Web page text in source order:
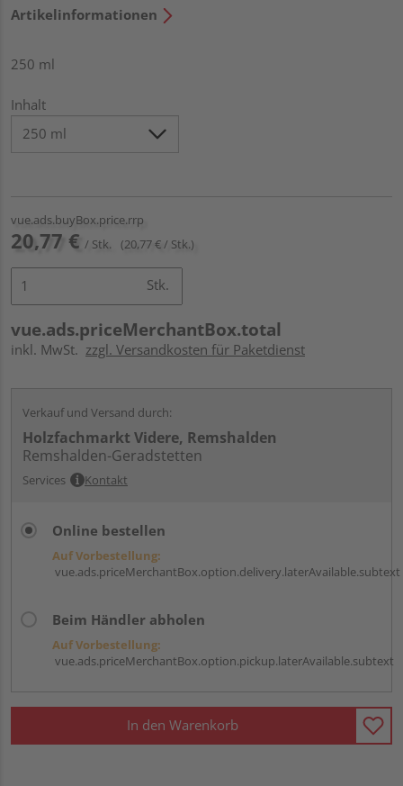
Artikelinformationen
250 ml
Inhalt
vue.ads.buyBox.price.rrp
20,77 € / Stk. (20,77 € / Stk.)
Stk.
vue.ads.priceMerchantBox.total
inkl. MwSt. zzgl. Versandkosten für Paketdienst
Verkauf und Versand durch:
Holzfachmarkt Videre, Remshalden
Remshalden-Geradstetten
Services Kontakt
Online bestellen
Auf Vorbestellung:
vue.ads.priceMerchantBox.option.delivery.laterAvailable.subtext
Beim Händler abholen
Auf Vorbestellung:
vue.ads.priceMerchantBox.option.pickup.laterAvailable.subtext
In den Warenkorb